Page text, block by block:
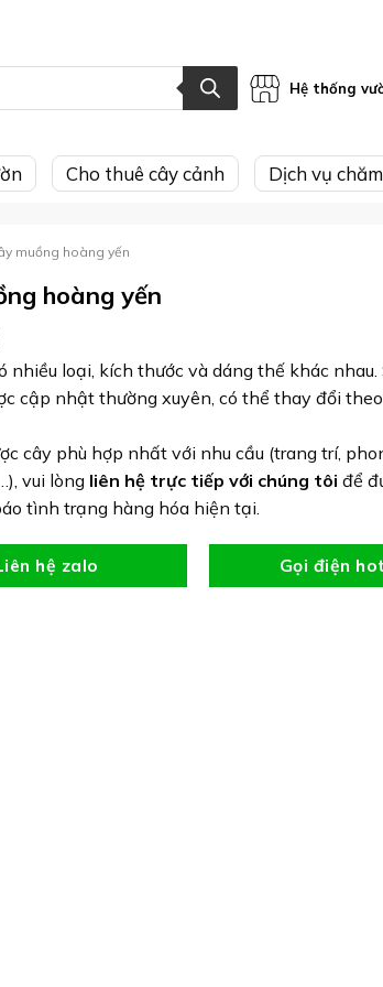
Hệ thống
Cho thuê cây cảnh Dịch vụ
muồng hoàng yến
hoàng yến
nhiều loại, kích thước và dáng thế khác nhau.
cập nhật thường xuyên, có thể thay đổi
cây phù hợp nhất với nhu cầu (trang trí,
vui lòng liên hệ trực tiếp với chúng tôi để
tình trạng hàng hóa hiện tại.
hệ zalo Gọi điện